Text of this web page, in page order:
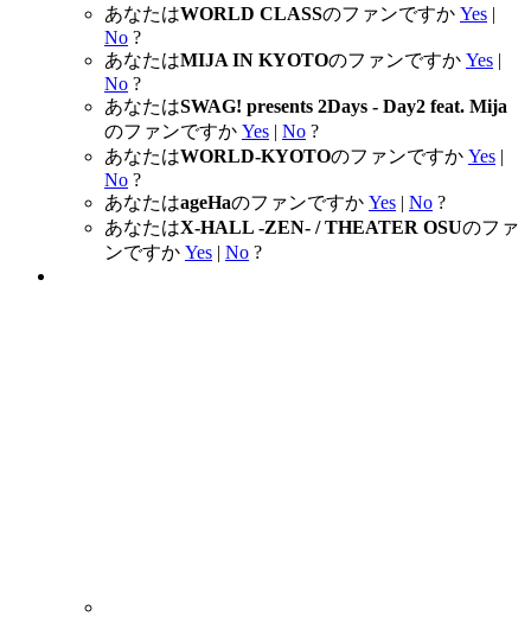
あなたはWORLD CLASSのファンですか Yes |
No ?
あなたはMIJA IN KYOTOのファンですか Yes |
No ?
あなたはSWAG! presents 2Days - Day2 feat. Mija
のファンですか Yes | No ?
あなたはWORLD-KYOTOのファンですか Yes |
No ?
あなたはageHaのファンですか Yes | No ?
あなたはX-HALL -ZEN- / THEATER OSUのファ
ンですか Yes | No ?